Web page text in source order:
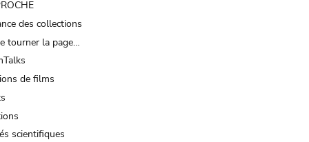
des collections
tourner la page…
de films
scientifiques